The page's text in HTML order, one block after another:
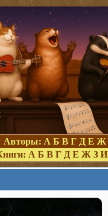
Авторы: А Б В Г Д Е Ж
А Б В Г Д Е Ж З И